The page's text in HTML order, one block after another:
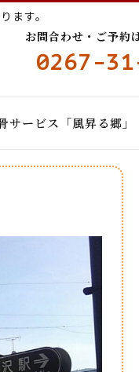
ます。
お問合わせ・ご予
0267-
サービス「風昇る郷」